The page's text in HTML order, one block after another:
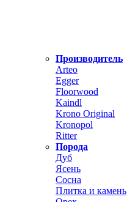
Производитель
Arteo
Egger
Floorwood
Kaindl
Krono Original
Kronopol
Ritter
Порода
Дуб
Ясень
Сосна
Плитка и камень